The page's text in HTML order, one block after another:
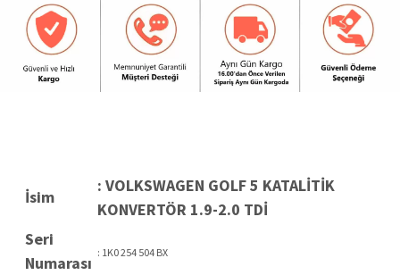
İsim
: VOLKSWAGEN GOLF 5 KATALİTİK
KONVERTÖR 1.9-2.0 TDİ
Seri
Numarası
: 1K0 254 504 BX